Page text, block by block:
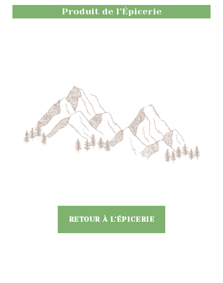
Produit de l’Épicerie
RETOUR À L'ÉPICERIE